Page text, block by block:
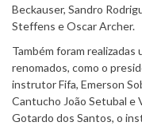
Beckauser, Sandro
Steffens e Oscar Archer.
Também foram
renomados, como o
instrutor Fifa, Emerson
Cantucho João Setubal e
Gotardo dos Santos, o